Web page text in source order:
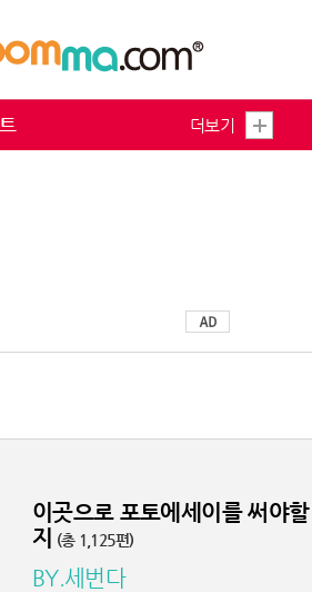
더보기
이곳으로 포토에세이를 써야할
지
(총 1,125편)
BY.세번다